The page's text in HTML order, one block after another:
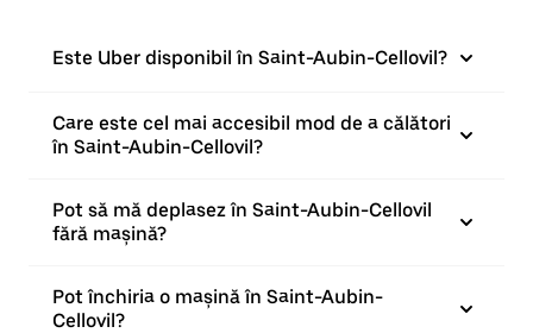
Este Uber disponibil în Saint-Aubin-Cellovil?
Care este cel mai accesibil mod de a călători
în Saint-Aubin-Cellovil?
Pot să mă deplasez în Saint-Aubin-Cellovil
fără mașină?
Pot închiria o mașină în Saint-Aubin-
Cellovil?